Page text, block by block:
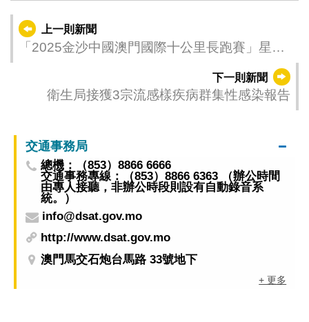
上一則新聞
「2025金沙中國澳門國際十公里長跑賽」星期
下一則新聞
衛生局接獲3宗流感樣疾病群集性感染報告
交通事務局
總機：（853）8866 6666
交通事務專線：（853）8866 6363 （辦公時間
由專人接聽，非辦公時段則設有自動錄音系
統。）
info@dsat.gov.mo
http://www.dsat.gov.mo
澳門馬交石炮台馬路 33號地下
+ 更多